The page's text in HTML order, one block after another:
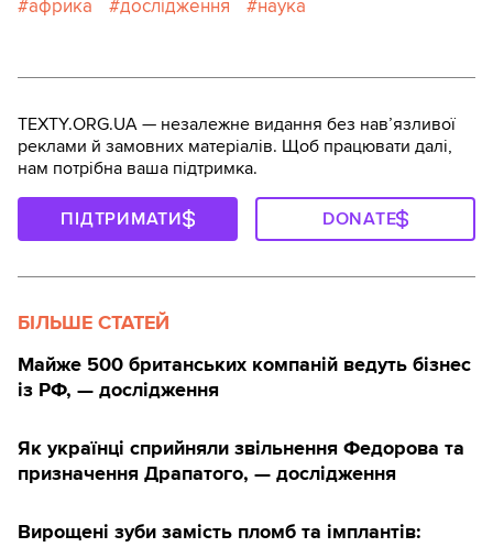
африка дослідження наука
TEXTY.ORG.UA — незалежне видання без навʼязливої
реклами й замовних матеріалів. Щоб працювати далі,
нам потрібна ваша підтримка.
ПІДТРИМАТИ DONATE
БІЛЬШЕ СТАТЕЙ
Майже 500 британських компаній ведуть бізнес
із РФ, — дослідження
Як українці сприйняли звільнення Федорова та
призначення Драпатого, — дослідження
Вирощені зуби замість пломб та імплантів: